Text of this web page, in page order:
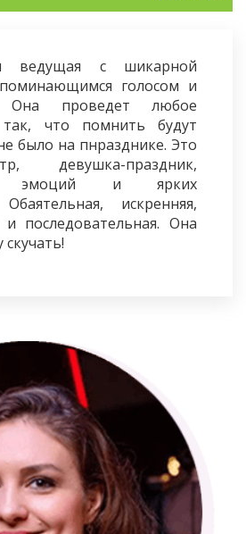
ведущая с шикарной
голосом и
Она проведет любое
так, что помнить будут
было на пнразднике. Это
девушка-праздник,
эмоций и ярких
искренняя,
и последовательная. Она